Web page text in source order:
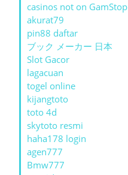
casinos not on GamStop
akurat79
pin88 daftar
ブック メーカー 日本
Slot Gacor
lagacuan
togel online
kijangtoto
toto 4d
skytoto resmi
haha178 login
agen777
Bmw777